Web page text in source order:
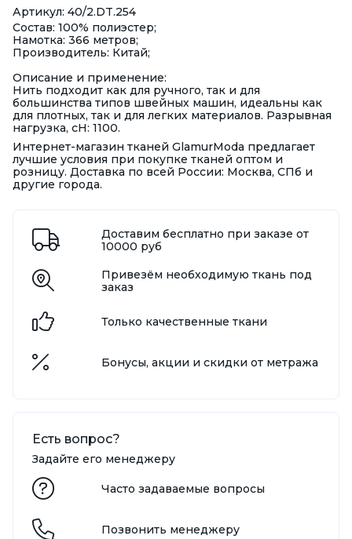
Артикул: 40/2.DT.254
Состав: 100% полиэстер;
Намотка: 366 метров;
Производитель: Китай;
Описание и применение:
Нить подходит как для ручного, так и для
большинства типов швейных машин, идеальны как
для плотных, так и для легких материалов. Разрывная
нагрузка, сН: 1100.
Интернет-магазин тканей GlamurModa предлагает
лучшие условия при покупке тканей оптом и
розницу. Доставка по всей России: Москва, СПб и
другие города.
Доставим бесплатно при заказе от
10000 руб
Привезём необходимую ткань под
заказ
Только качественные ткани
Бонусы, акции и скидки от метража
Есть вопрос?
Задайте его менеджеру
Часто задаваемые вопросы
Позвонить менеджеру